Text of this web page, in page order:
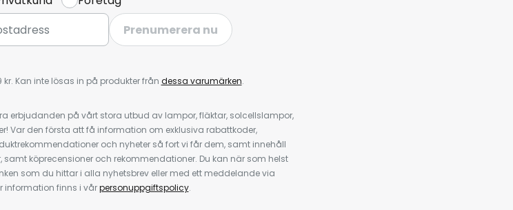
Prenumerera nu
Kan inte lösas in på produkter från dessa varumärken.
erbjudanden på vårt stora utbud av lampor, fläktar, solcellslampor,
Var den första att få information om exklusiva rabattkoder,
och nyheter så fort vi får dem, samt innehåll
köprecensioner och rekommendationer. Du kan när som helst
som du hittar i alla nyhetsbrev eller med ett meddelande via
information finns i vårpersonuppgiftspolicy.